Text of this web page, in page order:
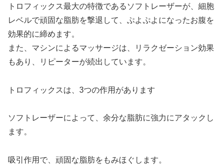
トロフィックス最大の特徴であるソフトレーザーが、細胞
レベルで頑固な脂肪を撃退して、ぷよぷよになったお腹を
効果的に締めます。
また、マシンによるマッサージは、リラクゼーション効果
もあり、リピーターが続出しています。
トロフィックスは、3つの作用があります
ソフトレーザーによって、余分な脂肪に強力にアタックし
ます。
吸引作用で、頑固な脂肪をもみほぐします。